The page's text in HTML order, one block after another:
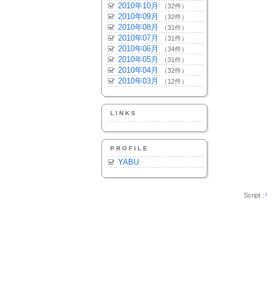
2010年10月 （32件）
2010年09月 （32件）
2010年08月 （31件）
2010年07月 （31件）
2010年06月 （34件）
2010年05月 （31件）
2010年04月 （32件）
2010年03月 （12件）
LINKS
PROFILE
YABU
Script :